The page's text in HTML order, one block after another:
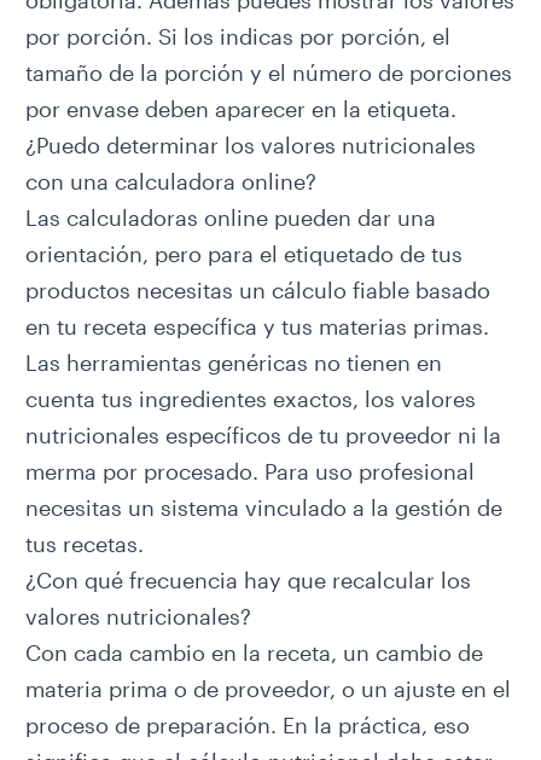
por porción. Si los indicas por porción, el
tamaño de la porción y el número de porciones
por envase deben aparecer en la etiqueta.
¿Puedo determinar los valores nutricionales
con una calculadora online?
Las calculadoras online pueden dar una
orientación, pero para el etiquetado de tus
productos necesitas un cálculo fiable basado
en tu receta específica y tus materias primas.
Las herramientas genéricas no tienen en
cuenta tus ingredientes exactos, los valores
nutricionales específicos de tu proveedor ni la
merma por procesado. Para uso profesional
necesitas un sistema vinculado a la gestión de
tus recetas.
¿Con qué frecuencia hay que recalcular los
valores nutricionales?
Con cada cambio en la receta, un cambio de
materia prima o de proveedor, o un ajuste en el
proceso de preparación. En la práctica, eso